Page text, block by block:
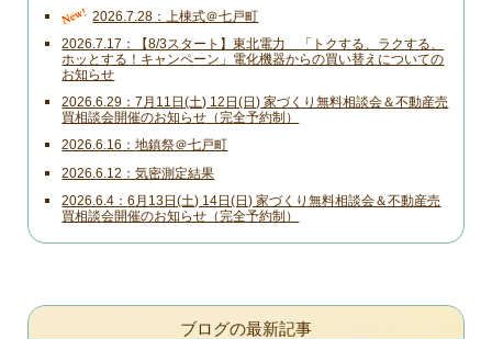
New! 2026.7.28 上棟式＠七戸町
2026.7.17
【8/3スタート】東北電力 「トクする、ラクする、
ホッとする！キャンペーン」電化機器からの買い替えについての
お知らせ
2026.6.29
7月11日(土) 12日(日) 家づくり無料相談会＆不動産売
買相談会開催のお知らせ（完全予約制）
2026.6.16 地鎮祭＠七戸町
2026.6.12 気密測定結果
2026.6.4
6月13日(土) 14日(日) 家づくり無料相談会＆不動産売
買相談会開催のお知らせ（完全予約制）
ブログの最新記事